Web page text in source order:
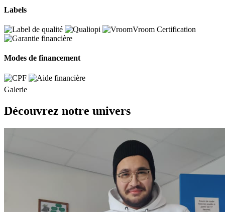
Labels
Modes de financement
Galerie
Découvrez notre univers